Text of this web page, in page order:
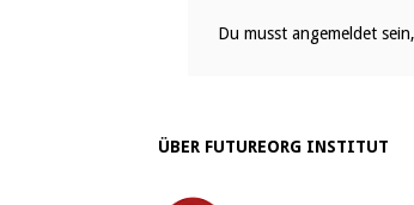
Du musst angemeldet
ÜBER FUTUREORG INSTITUT